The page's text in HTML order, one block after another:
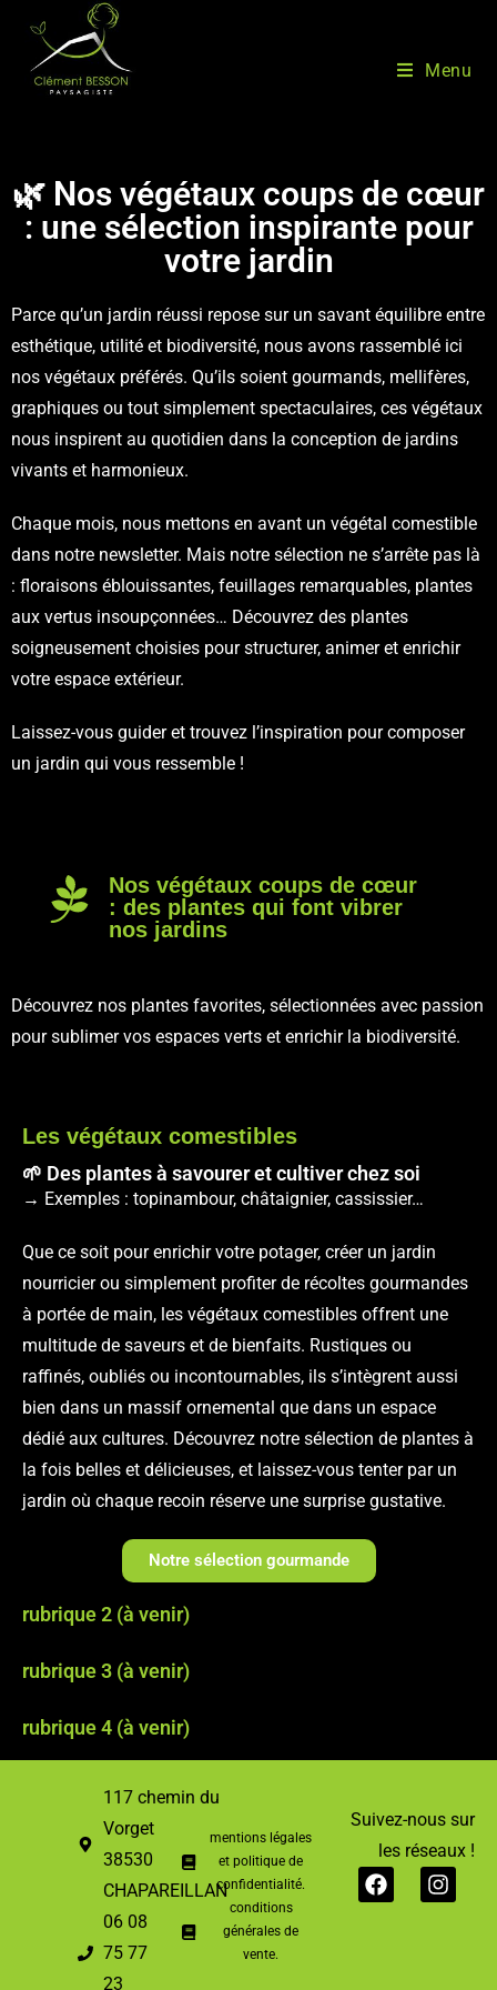
Menu
🌿 Nos végétaux coups de cœur
: une sélection inspirante pour
votre jardin
Parce qu’un jardin réussi repose sur un savant équilibre entre
esthétique, utilité et biodiversité, nous avons rassemblé ici
nos végétaux préférés. Qu’ils soient gourmands, mellifères,
graphiques ou tout simplement spectaculaires, ces végétaux
nous inspirent au quotidien dans la conception de jardins
vivants et harmonieux.
Chaque mois, nous mettons en avant un végétal comestible
dans notre newsletter. Mais notre sélection ne s’arrête pas là
: floraisons éblouissantes, feuillages remarquables, plantes
aux vertus insoupçonnées… Découvrez des plantes
soigneusement choisies pour structurer, animer et enrichir
votre espace extérieur.
Laissez-vous guider et trouvez l’inspiration pour composer
un jardin qui vous ressemble !
Nos végétaux coups de cœur
: des plantes qui font vibrer
nos jardins
Découvrez nos plantes favorites, sélectionnées avec passion
pour sublimer vos espaces verts et enrichir la biodiversité.
Les végétaux comestibles
🌱 Des plantes à savourer et cultiver chez soi
→ Exemples : topinambour, châtaignier, cassissier…
Que ce soit pour enrichir votre potager, créer un jardin
nourricier ou simplement profiter de récoltes gourmandes
à portée de main, les végétaux comestibles offrent une
multitude de saveurs et de bienfaits. Rustiques ou
raffinés, oubliés ou incontournables, ils s’intègrent aussi
bien dans un massif ornemental que dans un espace
dédié aux cultures. Découvrez notre sélection de plantes à
la fois belles et délicieuses, et laissez-vous tenter par un
jardin où chaque recoin réserve une surprise gustative.
Notre sélection gourmande
rubrique 2 (à venir)
rubrique 3 (à venir)
rubrique 4 (à venir)
117 chemin du
Vorget
38530
CHAPAREILLAN
06 08
75 77
23
mentions légales
et politique de
confidentialité.
conditions
générales de
vente.
Suivez-nous sur
les réseaux !